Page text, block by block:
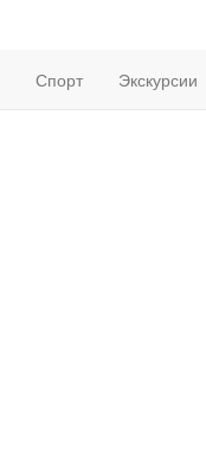
Спорт Экскурсии